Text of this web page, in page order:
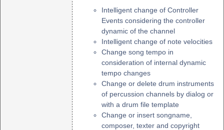
Intelligent change of Controller
Events considering the controller
dynamic of the channel
Intelligent change of note velocities
Change song tempo in
consideration of internal dynamic
tempo changes
Change or delete drum instruments
of percussion channels by dialog or
with a drum file template
Change or insert songname,
composer, texter and copyright